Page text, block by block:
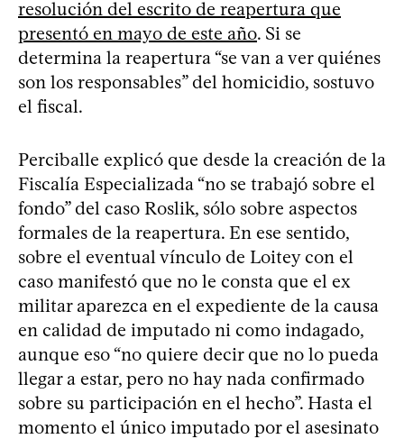
resolución del escrito de reapertura que
presentó en mayo de este año. Si se
determina la reapertura “se van a ver quiénes
son los responsables” del homicidio, sostuvo
el fiscal.
Perciballe explicó que desde la creación de la
Fiscalía Especializada “no se trabajó sobre el
fondo” del caso Roslik, sólo sobre aspectos
formales de la reapertura. En ese sentido,
sobre el eventual vínculo de Loitey con el
caso manifestó que no le consta que el ex
militar aparezca en el expediente de la causa
en calidad de imputado ni como indagado,
aunque eso “no quiere decir que no lo pueda
llegar a estar, pero no hay nada confirmado
sobre su participación en el hecho”. Hasta el
momento el único imputado por el asesinato